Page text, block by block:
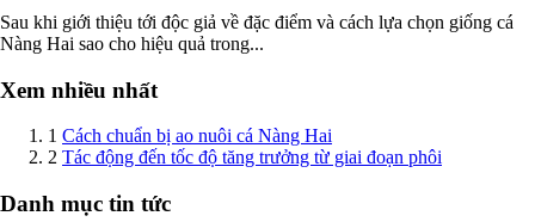
Sau khi giới thiệu tới độc giả về đặc điểm và cách lựa chọn giống cá
Nàng Hai sao cho hiệu quả trong...
Xem nhiều nhất
1 Cách chuẩn bị ao nuôi cá Nàng Hai
2 Tác động đến tốc độ tăng trưởng từ giai đoạn phôi
Danh mục tin tức